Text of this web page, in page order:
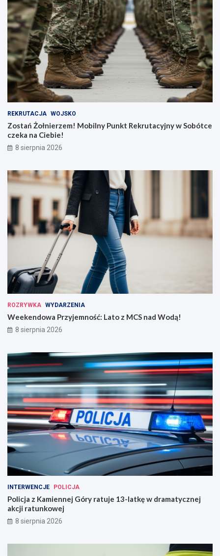
REKRUTACJA WOJSKO
Zostań Żołnierzem! Mobilny Punkt Rekrutacyjny w Sobótce
czeka na Ciebie!
8 sierpnia 2026
ROZRYWKA WYDARZENIA
Weekendowa Przyjemność: Lato z MCS nad Wodą!
8 sierpnia 2026
INTERWENCJE POLICJA
Policja z Kamiennej Góry ratuje 13-latkę w dramatycznej
akcji ratunkowej
8 sierpnia 2026